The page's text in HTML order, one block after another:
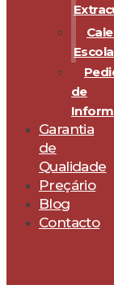
de
Garantia
de
Qualidade
Preçário
Blog
Contacto